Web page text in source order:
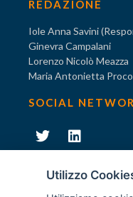
REDAZIONE
Iole Anna Savini
Ginevra Campalani
Lorenzo Nicolò Meazza
Maria Antonietta
SOCIAL
Diventa
Utilizzo